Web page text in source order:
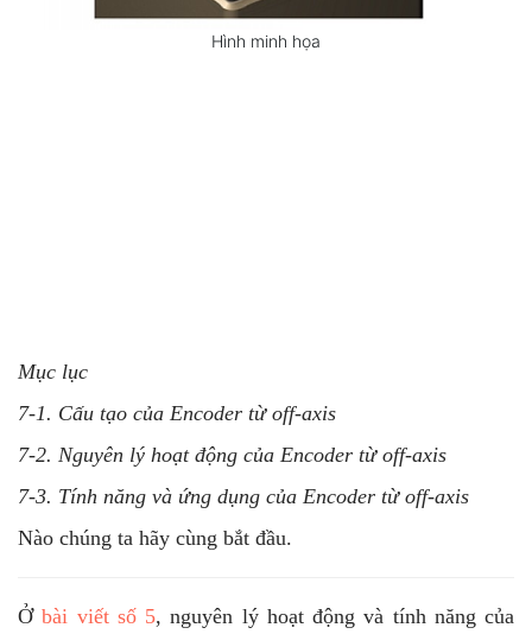
Hình minh họa
Mục lục
7-1. Cấu tạo của Encoder từ off-axis
7-2. Nguyên lý hoạt động của Encoder từ off-axis
7-3. Tính năng và ứng dụng của Encoder từ off-axis
Nào chúng ta hãy cùng bắt đầu.
Ởbài viết số 5, nguyên lý hoạt động và tính năng của